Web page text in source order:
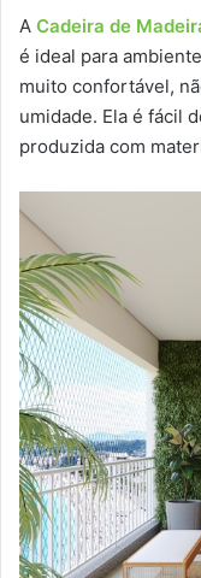
A Cadeira de
é ideal para
muito confortável,
umidade. Ela é fácil
produzida com